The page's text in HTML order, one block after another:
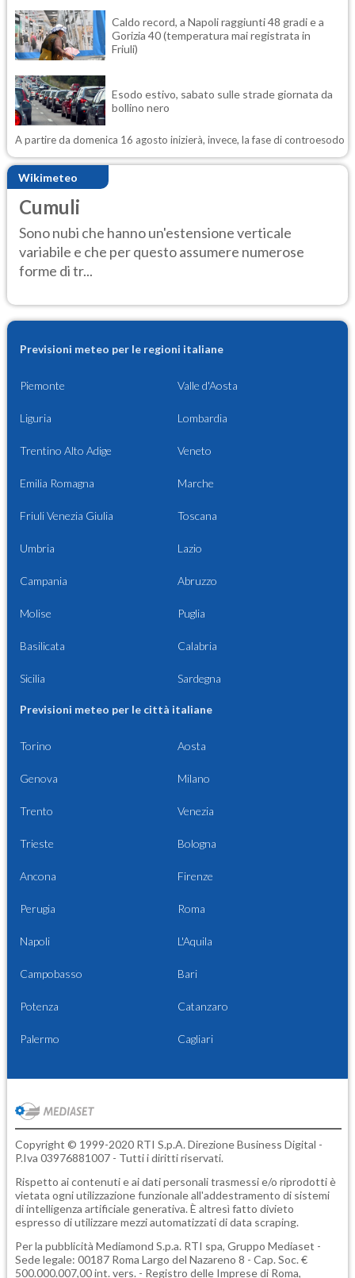
Caldo record, a Napoli raggiunti 48 gradi e a
Gorizia 40 (temperatura mai registrata in
Friuli)
Esodo estivo, sabato sulle strade giornata da
bollino nero
A partire da domenica 16 agosto inizierà, invece, la fase di controesodo
Wikimeteo
Cumuli
Sono nubi che hanno un'estensione verticale
variabile e che per questo assumere numerose
forme di tr...
Previsioni meteo per le regioni italiane
Piemonte Valle d'Aosta
Liguria Lombardia
Trentino Alto Adige Veneto
Emilia Romagna Marche
Friuli Venezia Giulia Toscana
Umbria Lazio
Campania Abruzzo
Molise Puglia
Basilicata Calabria
Sicilia Sardegna
Previsioni meteo per le città italiane
Torino Aosta
Genova Milano
Trento Venezia
Trieste Bologna
Ancona Firenze
Perugia Roma
Napoli L'Aquila
Campobasso Bari
Potenza Catanzaro
Palermo Cagliari
Copyright © 1999-2020 RTI S.p.A. Direzione Business Digital -
P.Iva 03976881007 - Tutti i diritti riservati.
Rispetto ai contenuti e ai dati personali trasmessi e/o riprodotti è
vietata ogni utilizzazione funzionale all'addestramento di sistemi
di intelligenza artificiale generativa. È altresì fatto divieto
espresso di utilizzare mezzi automatizzati di data scraping.
Per la pubblicità Mediamond S.p.a. RTI spa, Gruppo Mediaset -
Sede legale: 00187 Roma Largo del Nazareno 8 - Cap. Soc. €
500.000.007,00 int. vers. - Registro delle Imprese di Roma,